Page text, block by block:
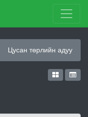
Цусан төрлийн адуу